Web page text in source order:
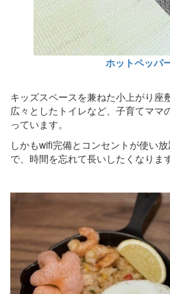
ホットペッパ
キッズスペースを兼ねた小上がり座
広々としたトイレなど、子育てママ
っています。
しかもwifi完備とコンセントが使い
で、時間を忘れて長いしたくなりま